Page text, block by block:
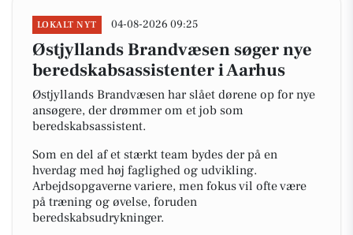
LOKALT NYT 04-08-2026 09:25
Østjyllands Brandvæsen søger nye
beredskabsassistenter i Aarhus
Østjyllands Brandvæsen har slået dørene op for nye
ansøgere, der drømmer om et job som
beredskabsassistent.
Som en del af et stærkt team bydes der på en
hverdag med høj faglighed og udvikling.
Arbejdsopgaverne variere, men fokus vil ofte være
på træning og øvelse, foruden
beredskabsudrykninger.